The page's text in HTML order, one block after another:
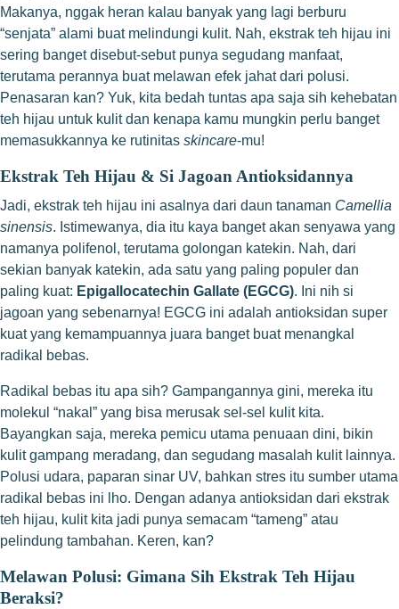
Makanya, nggak heran kalau banyak yang lagi berburu
“senjata” alami buat melindungi kulit. Nah, ekstrak teh hijau ini
sering banget disebut-sebut punya segudang manfaat,
terutama perannya buat melawan efek jahat dari polusi.
Penasaran kan? Yuk, kita bedah tuntas apa saja sih kehebatan
teh hijau untuk kulit dan kenapa kamu mungkin perlu banget
memasukkannya ke rutinitas skincare-mu!
Ekstrak Teh Hijau & Si Jagoan Antioksidannya
Jadi, ekstrak teh hijau ini asalnya dari daun tanaman Camellia
sinensis. Istimewanya, dia itu kaya banget akan senyawa yang
namanya polifenol, terutama golongan katekin. Nah, dari
sekian banyak katekin, ada satu yang paling populer dan
paling kuat: Epigallocatechin Gallate (EGCG). Ini nih si
jagoan yang sebenarnya! EGCG ini adalah antioksidan super
kuat yang kemampuannya juara banget buat menangkal
radikal bebas.
Radikal bebas itu apa sih? Gampangannya gini, mereka itu
molekul “nakal” yang bisa merusak sel-sel kulit kita.
Bayangkan saja, mereka pemicu utama penuaan dini, bikin
kulit gampang meradang, dan segudang masalah kulit lainnya.
Polusi udara, paparan sinar UV, bahkan stres itu sumber utama
radikal bebas ini lho. Dengan adanya antioksidan dari ekstrak
teh hijau, kulit kita jadi punya semacam “tameng” atau
pelindung tambahan. Keren, kan?
Melawan Polusi: Gimana Sih Ekstrak Teh Hijau
Beraksi?